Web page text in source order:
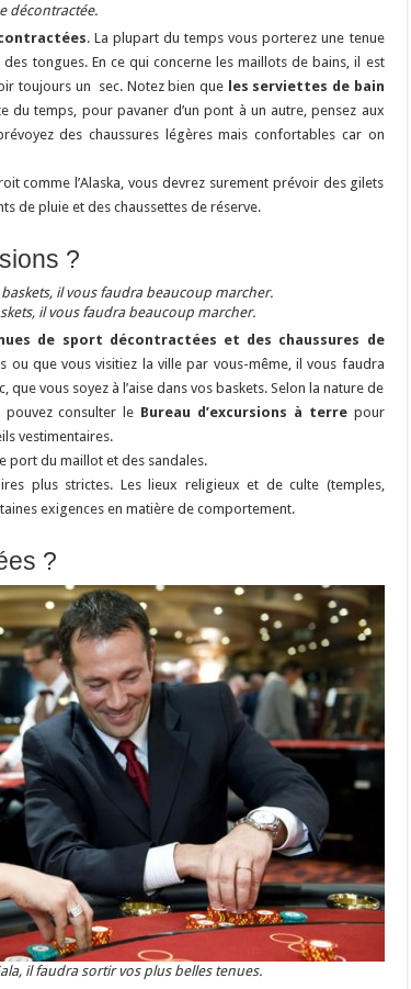
décontractée.
. La plupart du temps vous porterez une tenue
tongues. En ce qui concerne les maillots de bains, il est
toujours un sec. Notez bien que les serviettes de bain
du temps, pour pavaner d’un pont à un autre, pensez aux
des chaussures légères mais confortables car on
comme l’Alaska, vous devrez surement prévoir des gilets
de pluie et des chaussettes de réserve.
?
il vous faudra beaucoup marcher.
de sport décontractées et des chaussures de
ou que vous visitiez la ville par vous-même, il vous faudra
vous soyez à l’aise dans vos baskets. Selon la nature de
consulter le Bureau d’excursions à terrepour
vestimentaires.
port du maillot et des sandales.
plus strictes. Les lieux religieux et de culte (temples,
exigences en matière de comportement.
?
il faudra sortir vos plus belles tenues.